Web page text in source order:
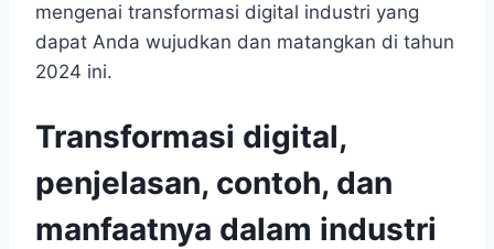
mengenai transformasi digital industri yang
dapat Anda wujudkan dan matangkan di tahun
2024 ini.
Transformasi digital,
penjelasan, contoh, dan
manfaatnya dalam industri